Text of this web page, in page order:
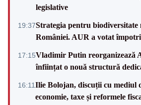
legislative
19:37Strategia pentru biodiversitate
României. AUR a votat
17:15Vladimir Putin reorganizează
înființat o nouă structură
16:11Ilie Bolojan, discuții cu mediul
economie, taxe și reformele